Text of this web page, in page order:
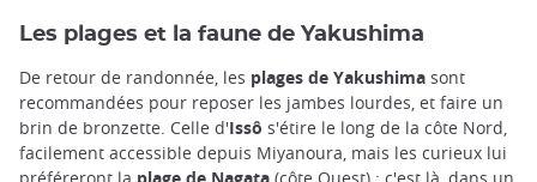
Les plages et la faune de Yakushima
De retour de randonnée, les plages de Yakushima sont
recommandées pour reposer les jambes lourdes, et faire un
brin de bronzette. Celle d'Issô s'étire le long de la côte Nord,
facilement accessible depuis Miyanoura, mais les curieux lui
préféreront la plage de Nagata (côte Ouest) : c'est là, dans un